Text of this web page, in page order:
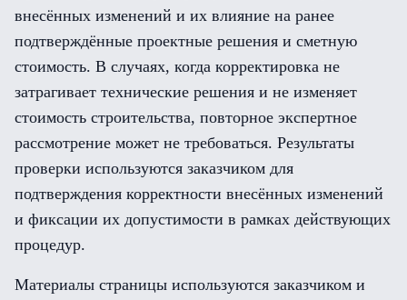
внесённых изменений и их влияние на ранее
подтверждённые проектные решения и сметную
стоимость. В случаях, когда корректировка не
затрагивает технические решения и не изменяет
стоимость строительства, повторное экспертное
рассмотрение может не требоваться. Результаты
проверки используются заказчиком для
подтверждения корректности внесённых изменений
и фиксации их допустимости в рамках действующих
процедур.
Материалы страницы используются заказчиком и